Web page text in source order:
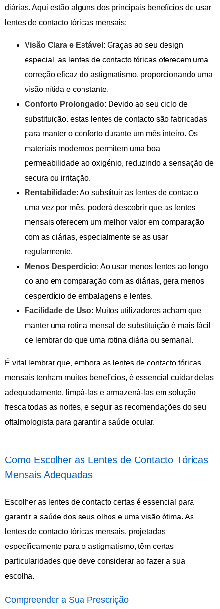
diárias. Aqui estão alguns dos principais benefícios de usar
lentes de contacto tóricas mensais:
Visão Clara e Estável : Graças ao seu design
especial, as lentes de contacto tóricas oferecem uma
correção eficaz do astigmatismo, proporcionando uma
visão nítida e constante.
Conforto Prolongado: Devido ao seu ciclo de
substituição, estas lentes de contacto são fabricadas
para manter o conforto durante um mês inteiro. Os
materiais modernos permitem uma boa
permeabilidade ao oxigénio, reduzindo a sensação de
secura ou irritação.
Rentabilidade: Ao substituir as lentes de contacto
uma vez por mês, poderá descobrir que as lentes
mensais oferecem um melhor valor em comparação
com as diárias, especialmente se as usar
regularmente.
Menos Desperdício: Ao usar menos lentes ao longo
do ano em comparação com as diárias, gera menos
desperdício de embalagens e lentes.
Facilidade de Uso: Muitos utilizadores acham que
manter uma rotina mensal de substituição é mais fácil
de lembrar do que uma rotina diária ou semanal.
É vital lembrar que, embora as lentes de contacto tóricas
mensais tenham muitos benefícios, é essencial cuidar delas
adequadamente, limpá-las e armazená-las em solução
fresca todas as noites, e seguir as recomendações do seu
oftalmologista para garantir a saúde ocular.
Como Escolher as Lentes de Contacto Tóricas
Mensais Adequadas
Escolher as lentes de contacto certas é essencial para
garantir a saúde dos seus olhos e uma visão ótima. As
lentes de contacto tóricas mensais, projetadas
especificamente para o astigmatismo, têm certas
particularidades que deve considerar ao fazer a sua
escolha.
Compreender a Sua Prescrição